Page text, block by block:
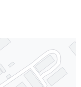
súkromia